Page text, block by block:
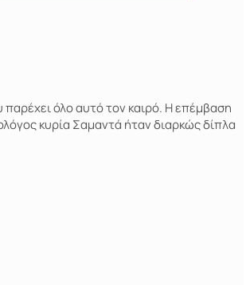
όλο αυτό τον καιρό. Η επέμβαση
κυρία Σαμαντά ήταν διαρκώς δίπλα